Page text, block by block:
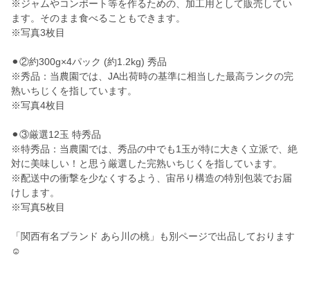
※ジャムやコンポート等を作るための、加工用として販売してい
ます。そのまま食べることもできます。
※写真3枚目
⚫︎②約300g×4パック (約1.2kg) 秀品
※秀品：当農園では、JA出荷時の基準に相当した最高ランクの完
熟いちじくを指しています。
※写真4枚目
⚫︎③厳選12玉 特秀品
※特秀品：当農園では、秀品の中でも1玉が特に大きく立派で、絶
対に美味しい！と思う厳選した完熟いちじくを指しています。
※配送中の衝撃を少なくするよう、宙吊り構造の特別包装でお届
けします。
※写真5枚目
「関西有名ブランド あら川の桃」も別ページで出品しております
☺︎